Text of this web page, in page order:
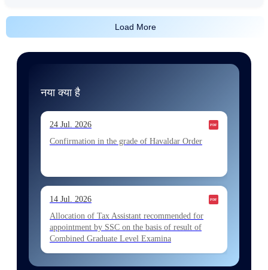
Load More
नया क्या है
24 Jul. 2026
Confirmation in the grade of Havaldar Order
14 Jul. 2026
Allocation of Tax Assistant recommended for
appointment by SSC on the basis of result of
Combined Graduate Level Examina